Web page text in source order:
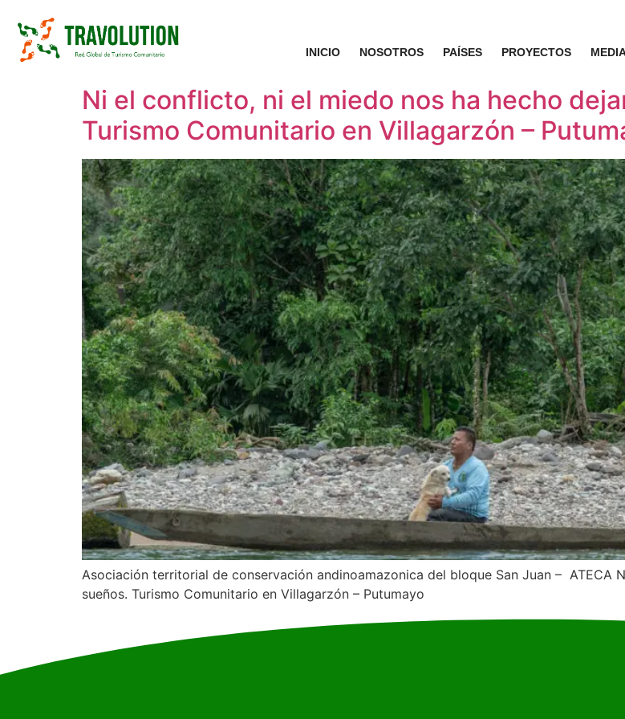
INICIO NOSOTROS PAÍSES PROYECTOS
Ni el conflicto, ni el miedo nos ha hecho
Turismo Comunitario en Villagarzón –
Asociación territorial de conservación andinoamazonica del bloque San Juan –
sueños. Turismo Comunitario en Villagarzón – Putumayo